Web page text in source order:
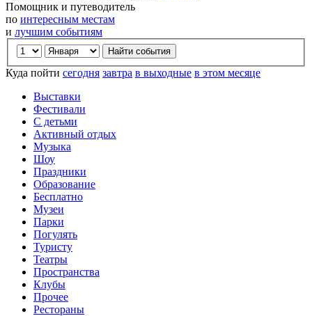
Помощник и путеводитель
по интересным местам
и лучшим событиям
Куда пойти сегодня завтра в выходные в этом месяце
Выставки
Фестивали
С детьми
Активный отдых
Музыка
Шоу
Праздники
Образование
Бесплатно
Музеи
Парки
Погулять
Туристу
Театры
Пространства
Клубы
Прочее
Рестораны